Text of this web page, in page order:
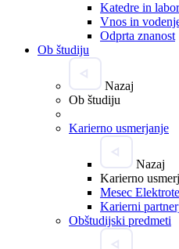
Katedre in
Vnos in
Odprta znanost
Ob študiju
Nazaj
Ob študiju
Karierno usmerjanje
Nazaj
Karierno
Mesec
Karierni
Obštudijski predmeti